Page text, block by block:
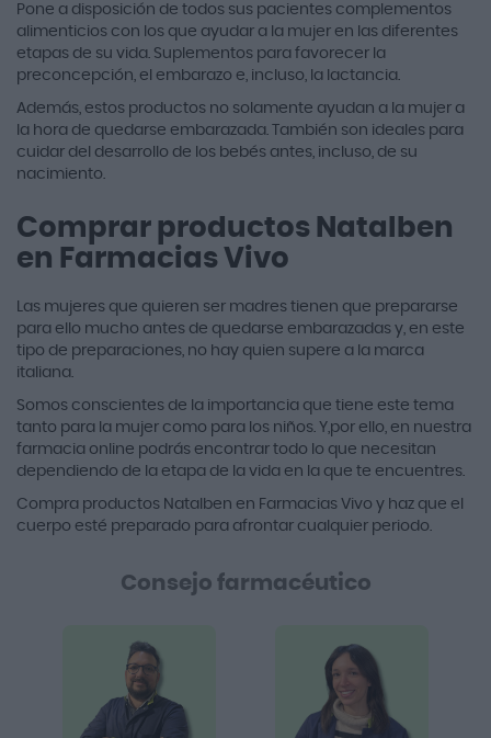
Pone a disposición de todos sus pacientes complementos
alimenticios con los que ayudar a la mujer en las diferentes
etapas de su vida. Suplementos para favorecer la
preconcepción, el embarazo e, incluso, la lactancia.
Además, estos productos no solamente ayudan a la mujer a
la hora de quedarse embarazada. También son ideales para
cuidar del desarrollo de los bebés antes, incluso, de su
nacimiento.
Comprar productos Natalben
en Farmacias Vivo
Las mujeres que quieren ser madres tienen que prepararse
para ello mucho antes de quedarse embarazadas y, en este
tipo de preparaciones, no hay quien supere a la marca
italiana.
Somos conscientes de la importancia que tiene este tema
tanto para la mujer como para los niños. Y,por ello, en nuestra
farmacia online podrás encontrar todo lo que necesitan
dependiendo de la etapa de la vida en la que te encuentres.
Compra productos Natalben en Farmacias Vivo y haz que el
cuerpo esté preparado para afrontar cualquier periodo.
Consejo farmacéutico